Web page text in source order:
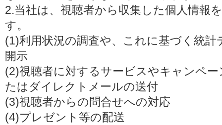
2.当社は、視聴者から収集した個人情報
す。
(1)利用状況の調査や、これに基づく統
開示
(2)視聴者に対するサービスやキャンペ
たはダイレクトメールの送付
(3)視聴者からの問合せへの対応
(4)プレゼント等の配送